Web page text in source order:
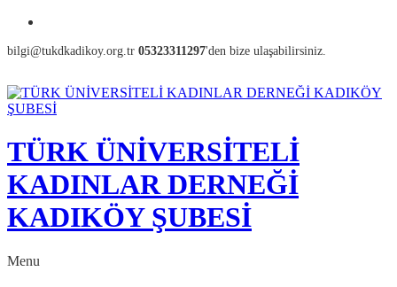
bilgi@tukdkadikoy.org.tr 05323311297'den bize ulaşabilirsiniz.
TÜRK ÜNİVERSİTELİ
KADINLAR DERNEĞİ
KADIKÖY ŞUBESİ
Menu